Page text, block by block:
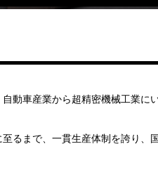
動車産業から超精密機械工業
るまで、一貫生産体制を誇り、